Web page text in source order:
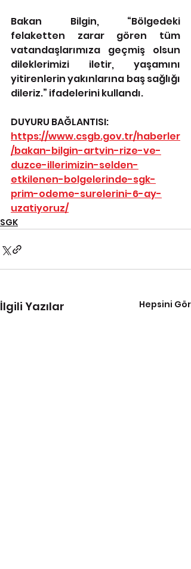
Bakan Bilgin, “Bölgedeki
felaketten zarar gören tüm
vatandaşlarımıza geçmiş olsun
dileklerimizi iletir, yaşamını
yitirenlerin yakınlarına baş sağlığı
dileriz.” ifadelerini kullandı.
DUYURU BAĞLANTISI:
https://www.csgb.gov.tr/haberler
/bakan-bilgin-artvin-rize-ve-
duzce-illerimizin-selden-
etkilenen-bolgelerinde-sgk-
prim-odeme-surelerini-6-ay-
uzatiyoruz/
SGK
İlgili Yazılar Hepsini Gör